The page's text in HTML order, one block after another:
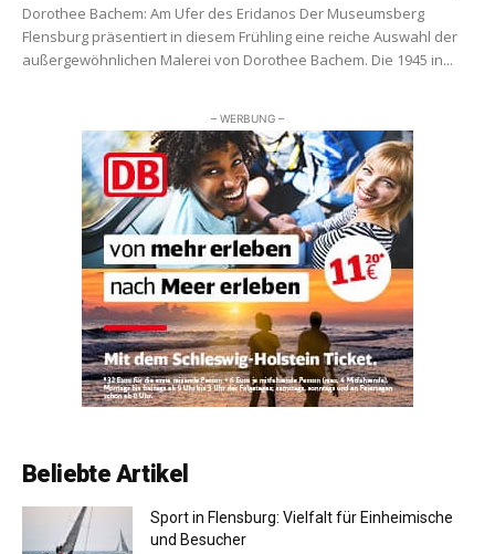
Dorothee Bachem: Am Ufer des Eridanos Der Museumsberg
Flensburg präsentiert in diesem Frühling eine reiche Auswahl der
außergewöhnlichen Malerei von Dorothee Bachem. Die 1945 in...
– WERBUNG –
Beliebte Artikel
Sport in Flensburg: Vielfalt für Einheimische
und Besucher